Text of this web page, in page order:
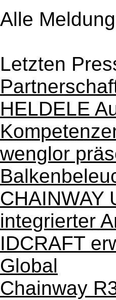
Alle
Letzten
HELDELE
wenglor
CHAINWAY
integrierter
IDCRAFT
Global
Chainway